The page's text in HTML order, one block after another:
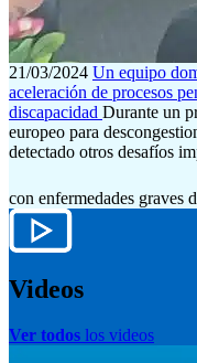
21/03/2024 Un equipo
aceleración de procesos
discapacidad Durante un
europeo para
detectado otros desafíos
con enfermedades graves
Videos
Ver todos los videos